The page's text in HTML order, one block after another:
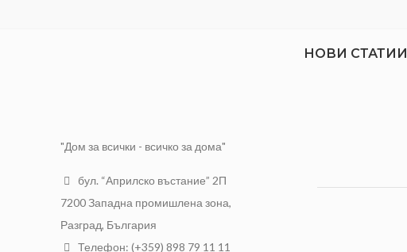
"Дом за всички - всичко за дома"
бул. “Априлско въстание” 2П
7200 Западна промишлена зона,
Разград, България
Телефон: (+359) 898 79 11 11
НОВИ СТАТИИ